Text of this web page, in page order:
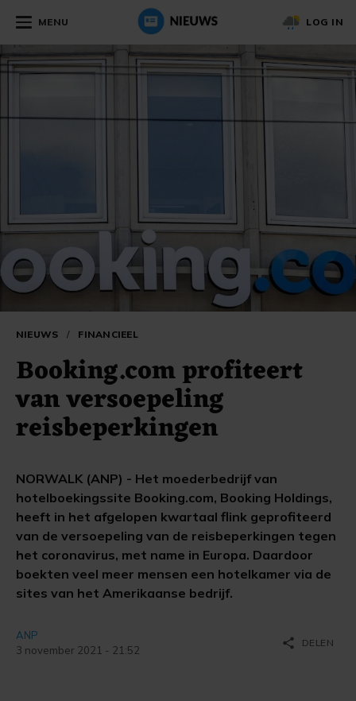
MENU LOG IN
NIEUWS / FINANCIEEL
Booking.com profiteert
van versoepeling
reisbeperkingen
NORWALK (ANP) - Het moederbedrijf van
hotelboekingssite Booking.com, Booking Holdings,
heeft in het afgelopen kwartaal flink geprofiteerd
van de versoepeling van de reisbeperkingen tegen
het coronavirus, met name in Europa. Daardoor
boekten veel meer mensen een hotelkamer via de
sites van het Amerikaanse bedrijf.
ANP
3 november 2021 - 21:52
share DELEN